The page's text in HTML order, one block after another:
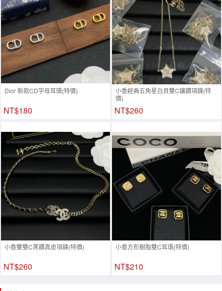
Dior 新款CD字母耳環(特價)
NT$180
小香經典五角星白貝雙C鑲鑽項鍊(特
價)
NT$260
小香雙雙C黑鑽真皮項鍊(特價)
NT$260
小香方形樹脂雙C耳環(特價)
NT$210